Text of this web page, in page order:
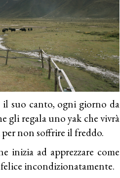
il suo canto, ogni giorno da
gli regala uno yak che vivrà
non soffrire il freddo.
inizia ad apprezzare come
incondizionatamente.